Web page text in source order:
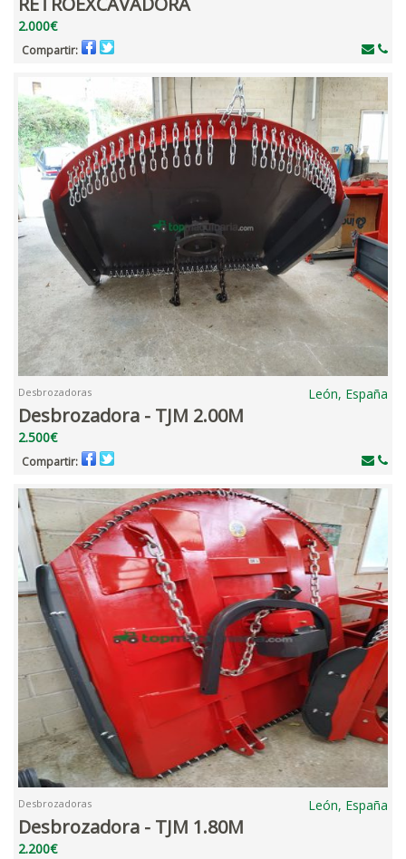
2.000€
Compartir:
Desbrozadoras León, España
Desbrozadora - TJM 2.00M
2.500€
Compartir:
Desbrozadoras León, España
Desbrozadora - TJM 1.80M
2.200€